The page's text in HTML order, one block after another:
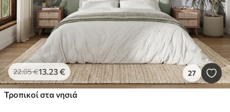
22.05€13.23€ 27
Τροπικοί στα νησιά